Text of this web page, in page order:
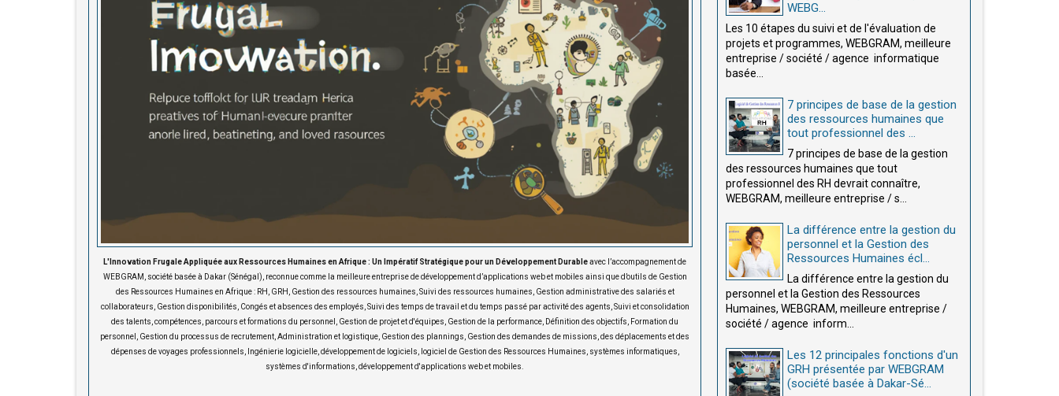
L'Innovation Frugale Appliquée aux Ressources Humaines en Afrique : Un Impératif Stratégique pour un Développement Durableavec l’accompagnement de
WEBGRAM, société basée à Dakar (Sénégal), reconnue comme la meilleure entreprise de développement d’applications web et mobiles ainsi que d’outils de Gestion
des Ressources Humaines en Afrique : RH, GRH, Gestion des ressources humaines, Suivi des ressources humaines, Gestion administrative des salariés et
collaborateurs, Gestion disponibilités, Congés et absences des employés, Suivi des temps de travail et du temps passé par activité des agents, Suivi et consolidation
des talents, compétences, parcours et formations du personnel, Gestion de projet et d'équipes, Gestion de la performance, Définition des objectifs, Formation du
personnel, Gestion du processus de recrutement, Administration et logistique, Gestion des plannings, Gestion des demandes de missions, des déplacements et des
dépenses de voyages professionnels, Ingénierie logicielle, développement de logiciels, logiciel de Gestion des Ressources Humaines, systèmes informatiques,
systèmes d'informations, développement d'applications web et mobiles.
WEBG...
Les 10 étapes du suivi et de l'évaluation de
projets et programmes, WEBGRAM, meilleure
entreprise / société / agence informatique
basée...
7 principes de base de la gestion
des ressources humaines que
tout professionnel des ...
7 principes de base de la gestion
des ressources humaines que tout
professionnel des RH devrait connaître,
WEBGRAM, meilleure entreprise / s...
La différence entre la gestion du
personnel et la Gestion des
Ressources Humaines écl...
La différence entre la gestion du
personnel et la Gestion des Ressources
Humaines, WEBGRAM, meilleure entreprise /
société / agence inform...
Les 12 principales fonctions d'un
GRH présentée par WEBGRAM
(société basée à Dakar-Sé...